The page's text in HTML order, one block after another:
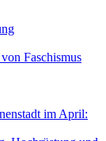
Faschismus
im April: